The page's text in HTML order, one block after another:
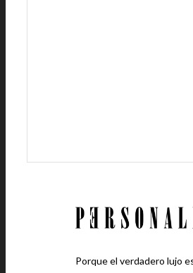
Porque el verdadero lujo